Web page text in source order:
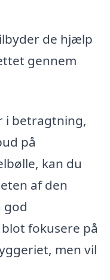
de hjælp
gennem
i betragtning,
på
kan du
af den
god
fokusere på
men vil